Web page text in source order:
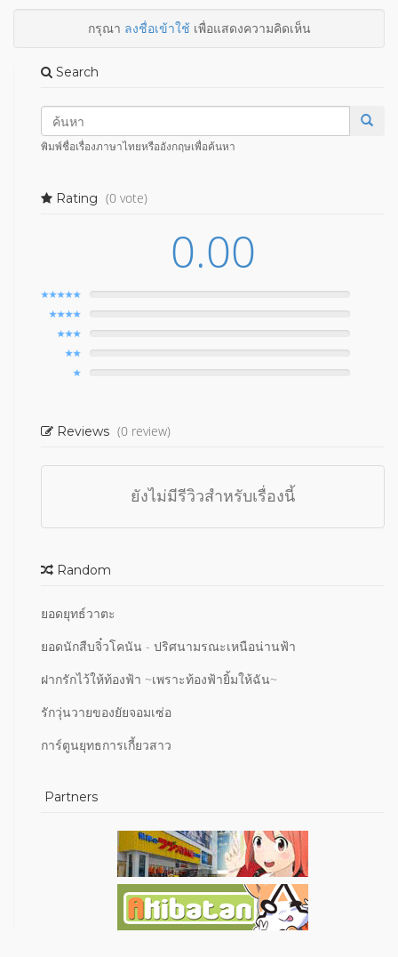
กรุณา ลงชื่อเข้าใช้เพื่อแสดงความคิดเห็น
Search
พิมพ์ชื่อเรื่องภาษาไทยหรืออังกฤษเพื่อค้นหา
Rating (0 vote)
0.00
Reviews (0 review)
ยังไม่มีรีวิวสำหรับเรื่องนี้
Random
ยอดยุทธ์วาตะ
ยอดนักสืบจิ๋วโคนัน - ปริศนามรณะเหนือน่านฟ้า
ฝากรักไว้ให้ท้องฟ้า ~เพราะท้องฟ้ายิ้มให้ฉัน~
รักวุ่นวายของยัยจอมเซ่อ
การ์ตูนยุทธการเกี้ยวสาว
Partners